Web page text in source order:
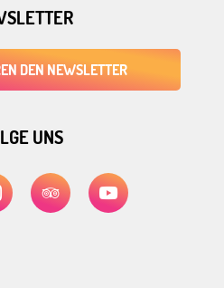
DEN NEWSLETTER
UNS